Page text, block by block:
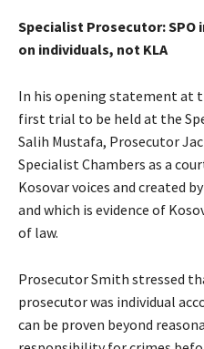
Specialist Prosecutor:
on individuals, not KLA
In his opening statement at
first trial to be held at the
Salih Mustafa, Prosecutor
Specialist Chambers as a
Kosovar voices and created
and which is evidence of
of law.
Prosecutor Smith stressed
prosecutor was individual
can be proven beyond